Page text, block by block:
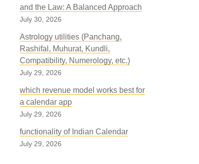
and the Law: A Balanced Approach
July 30, 2026
Astrology utilities (Panchang,
Rashifal, Muhurat, Kundli,
Compatibility, Numerology, etc.)
July 29, 2026
which revenue model works best for
a calendar app
July 29, 2026
functionality of Indian Calendar
July 29, 2026